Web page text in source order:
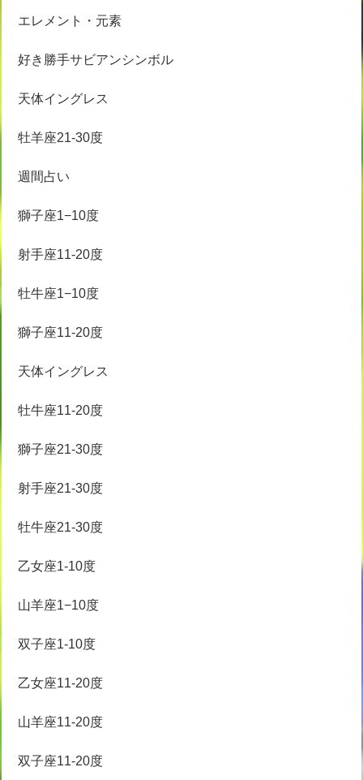
エレメント・元素
好き勝手サビアンシンボル
天体イングレス
牡羊座21-30度
週間占い
獅子座1−10度
射手座11-20度
牡牛座1−10度
獅子座11-20度
天体イングレス
牡牛座11-20度
獅子座21-30度
射手座21-30度
牡牛座21-30度
乙女座1-10度
山羊座1−10度
双子座1-10度
乙女座11-20度
山羊座11-20度
双子座11-20度